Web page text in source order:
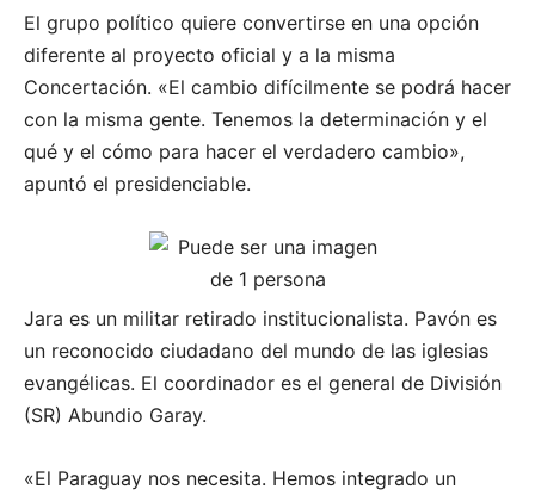
El grupo político quiere convertirse en una opción
diferente al proyecto oficial y a la misma
Concertación. «El cambio difícilmente se podrá hacer
con la misma gente. Tenemos la determinación y el
qué y el cómo para hacer el verdadero cambio»,
apuntó el presidenciable.
Jara es un militar retirado institucionalista. Pavón es
un reconocido ciudadano del mundo de las iglesias
evangélicas. El coordinador es el general de División
(SR) Abundio Garay.
«El Paraguay nos necesita. Hemos integrado un